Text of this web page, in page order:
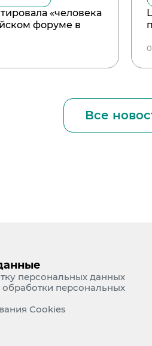
«человека
форуме в
Все
персональных данных
персональных
Cookies